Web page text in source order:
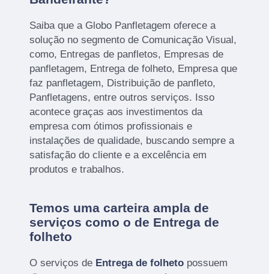
Saiba que a Globo Panfletagem oferece a
solução no segmento de Comunicação Visual,
como, Entregas de panfletos, Empresas de
panfletagem, Entrega de folheto, Empresa que
faz panfletagem, Distribuição de panfleto,
Panfletagens, entre outros serviços. Isso
acontece graças aos investimentos da
empresa com ótimos profissionais e
instalações de qualidade, buscando sempre a
satisfação do cliente e a excelência em
produtos e trabalhos.
Temos uma carteira ampla de
serviços como o de Entrega de
folheto
O serviços de Entrega de folheto possuem